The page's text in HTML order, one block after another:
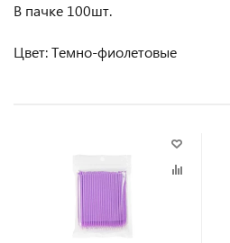
В пачке 100шт.
Цвет: Темно-фиолетовые